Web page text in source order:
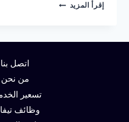
إقرأ المزيد شركة
اتصل بنا
من نحن
تسعير
وظائف